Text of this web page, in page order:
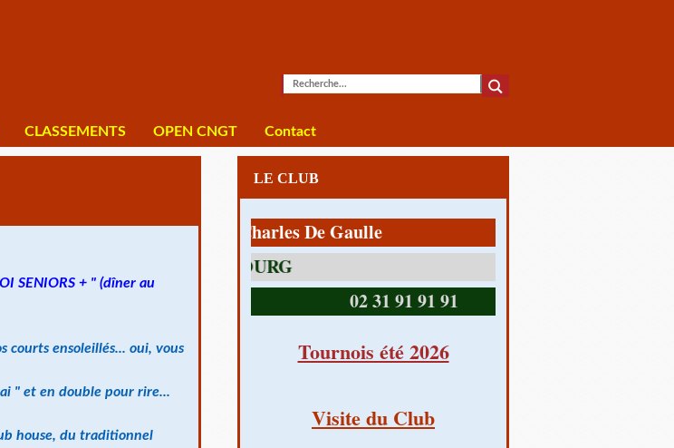
CLASSEMENTS OPEN CNGT Contact
SENIORS + " (dîner au
courts ensoleillés... oui, vous
" et en double pour rire...
house, du traditionnel
LE CLUB
1 av Charles De Gaulle
02 31 91 91 91
Tournois été 2026
Visite du Club